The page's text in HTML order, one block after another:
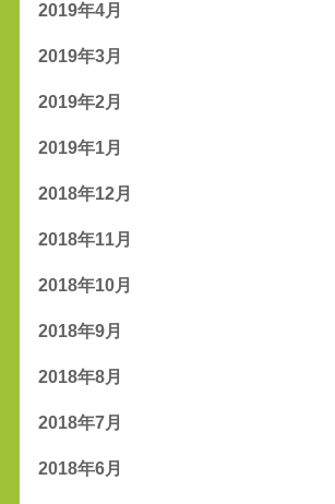
2019年4月
2019年3月
2019年2月
2019年1月
2018年12月
2018年11月
2018年10月
2018年9月
2018年8月
2018年7月
2018年6月